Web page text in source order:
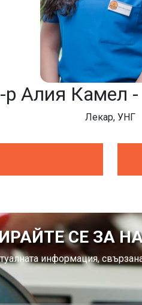
р Алия Камел -
Лекар, УНГ
СЕ ЗА
информация,